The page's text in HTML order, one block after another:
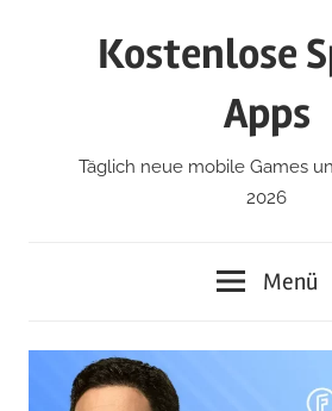
Kostenlose
Apps
Täglich neue mobile Games
2026
Menü